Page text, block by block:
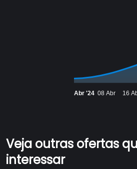
Abr '24 08 Abr 16
Veja outras ofertas
interessar